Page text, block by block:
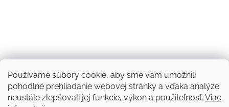
Používame súbory cookie, aby sme vám umožnili
pohodlné prehliadanie webovej stránky a vďaka analýze
neustále zlepšovali jej funkcie, výkon a použiteľnosť. Viac